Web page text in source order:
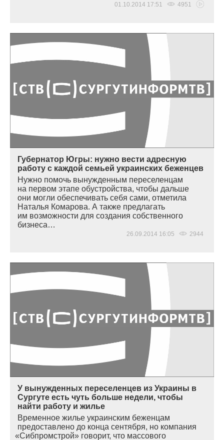
01.10.2014 17:51 4951
Губернатор Югры: нужно вести адресную
работу с каждой семьей украинских беженцев
Нужно помочь вынужденным переселенцам
на первом этапе обустройства, чтобы дальше
они могли обеспечивать себя сами, отметила
Наталья Комарова. А также предлагать
им возможности для создания собственного
бизнеса…
26.09.2014 16:05 2944
У вынужденных переселенцев из Украины в
Сургуте есть чуть больше недели, чтобы
найти работу и жилье
Временное жилье украинским беженцам
предоставлено до конца сентября, но компания
«Сибпромстрой» говорит, что массового